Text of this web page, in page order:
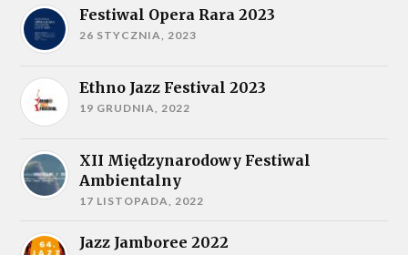
Festiwal Opera Rara 2023
26 STYCZNIA, 2023
Ethno Jazz Festival 2023
19 GRUDNIA, 2022
XII Międzynarodowy Festiwal
Ambientalny
17 LISTOPADA, 2022
Jazz Jamboree 2022